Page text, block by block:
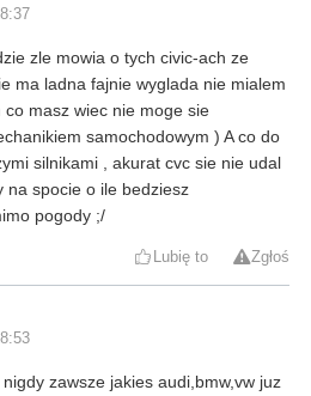
zle mowia o tych civic-ach ze
ma ladna fajnie wyglada nie mialem
masz wiec nie moge sie
samochodowym ) A co do
silnikami , akurat cvc sie nie udal
na spocie o ile bedziesz
pogody ;/
Lubię to Zgłoś
zawsze jakies audi,bmw,vw juz